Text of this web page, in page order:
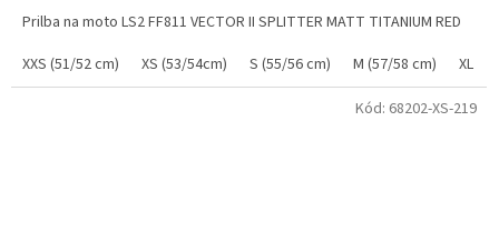
Prilba na moto LS2 FF811 VECTOR II SPLITTER MATT TITANIUM RED
XXS (51/52 cm)
XS (53/54cm) S (55/56 cm) M (57/58 cm) XL
Kód: 68202-XS-219